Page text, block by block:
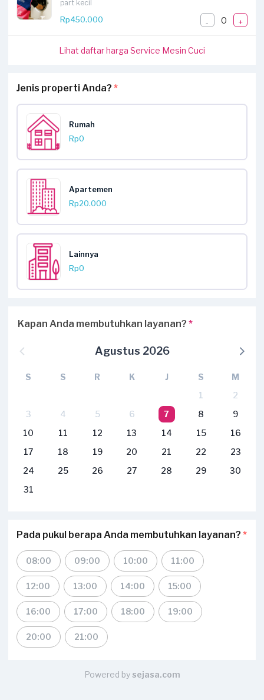
part kecil
Rp450.000
- 0 +
Lihat daftar harga Service Mesin Cuci
Jenis properti Anda? *
Rumah
Rp0
Apartemen
Rp20.000
Lainnya
Rp0
Kapan Anda membutuhkan layanan? *
Agustus 2026
S S R K J S
M
1
2
3
4 5 6 7 8
9
10
11 12 13 14 15
16
17
18 19 20 21 22
23
24
25 26 27 28 29
30
31
Pada pukul berapa Anda membutuhkan layanan? *
08:00 09:00 10:00 11:00
12:00 13:00 14:00 15:00
16:00 17:00 18:00 19:00
20:00 21:00
Powered bysejasa.com